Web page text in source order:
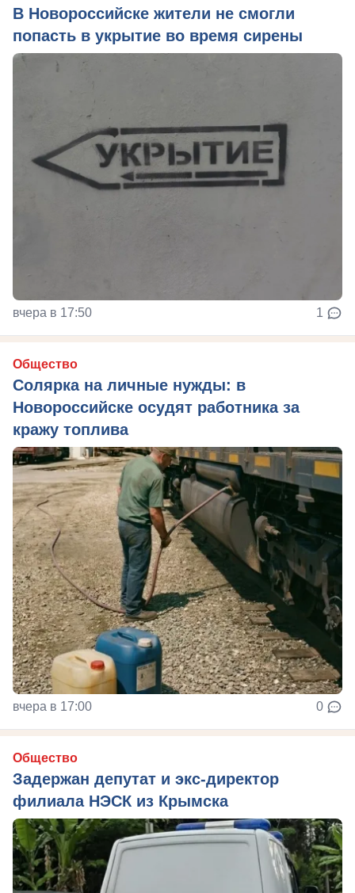
В Новороссийске жители не смогли
попасть в укрытие во время сирены
вчера в 17:50 1
Общество
Солярка на личные нужды: в
Новороссийске осудят работника за
кражу топлива
вчера в 17:00 0
Общество
Задержан депутат и экс-директор
филиала НЭСК из Крымска